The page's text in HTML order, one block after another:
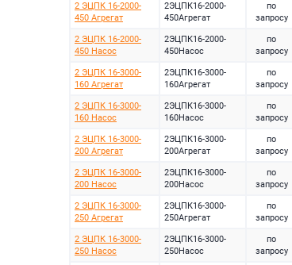
2 ЭЦПК 16-2000-
450 Агрегат
2ЭЦПК16-2000-
450Агрегат
по
запросу
2 ЭЦПК 16-2000-
450 Насос
2ЭЦПК16-2000-
450Насос
по
запросу
2 ЭЦПК 16-3000-
160 Агрегат
2ЭЦПК16-3000-
160Агрегат
по
запросу
2 ЭЦПК 16-3000-
160 Насос
2ЭЦПК16-3000-
160Насос
по
запросу
2 ЭЦПК 16-3000-
200 Агрегат
2ЭЦПК16-3000-
200Агрегат
по
запросу
2 ЭЦПК 16-3000-
200 Насос
2ЭЦПК16-3000-
200Насос
по
запросу
2 ЭЦПК 16-3000-
250 Агрегат
2ЭЦПК16-3000-
250Агрегат
по
запросу
2 ЭЦПК 16-3000-
250 Насос
2ЭЦПК16-3000-
250Насос
по
запросу